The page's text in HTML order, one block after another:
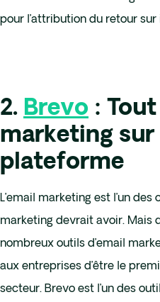
pour l’attribution du retour
2. Brevo :
marketing sur
plateforme
L’email marketing est l’un
marketing devrait avoir. Mais
nombreux outils d’email
aux entreprises d’être le
secteur. Brevo est l’un des